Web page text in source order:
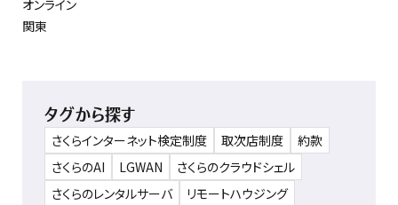
オンライン
関東
タグから探す
さくらインターネット検定制度 取次店制度
約款
さくらのAI
LGWAN
さくらのクラウドシェル
さくらのレンタルサーバ
リモートハウジング